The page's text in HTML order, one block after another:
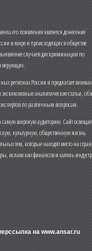
его появления является донесение
и мире и происходящих в обществе
случаев дискриминации по
регионах России и предлагает
аналитические статьи,
по различным вопросам.
широкую аудиторию. Сайт
культурную, общественную жизнь
тем, которые находят место на
исламских финансов и халяль-
на www.ansar.ru